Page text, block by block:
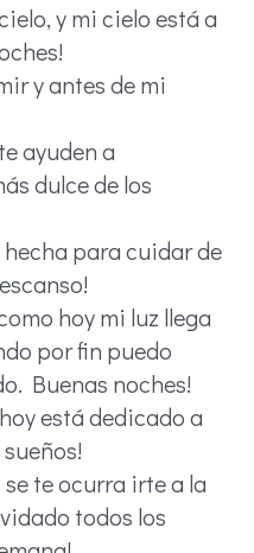
y mi cielo está a
y antes de mi
ayuden a
dulce de los
para cuidar de
hoy mi luz llega
por fin puedo
Buenas noches!
está dedicado a
te ocurra irte a la
todos los